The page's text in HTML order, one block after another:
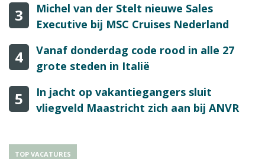
3
Michel van der Stelt nieuwe Sales
Executive bij MSC Cruises Nederland
4
Vanaf donderdag code rood in alle 27
grote steden in Italië
5
In jacht op vakantiegangers sluit
vliegveld Maastricht zich aan bij ANVR
TOP VACATURES